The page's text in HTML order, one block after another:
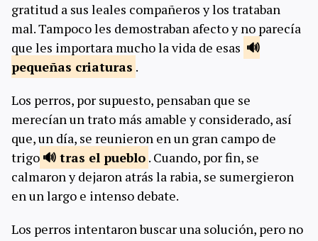
gratitud a sus leales compañeros y los trataban
mal. Tampoco les demostraban afecto y no parecía
que les importara mucho la vida de esas
pequeñas criaturas .
Los perros, por supuesto, pensaban que se
merecían un trato más amable y considerado, así
que, un día, se reunieron en un gran campo de
trigo
tras el pueblo . Cuando, por fin, se
calmaron y dejaron atrás la rabia, se sumergieron
en un largo e intenso debate.
Los perros intentaron buscar una solución, pero no